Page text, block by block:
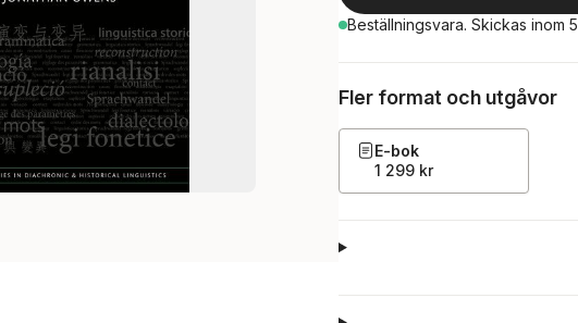
Beställningsvara. Skickas inom
Fler format och utgåvor
E-bok
1 299 kr